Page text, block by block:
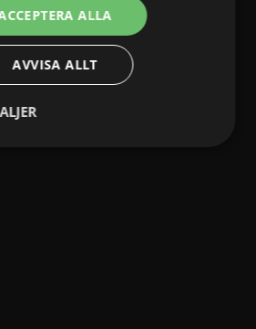
ALLA
AVVISA ALLT